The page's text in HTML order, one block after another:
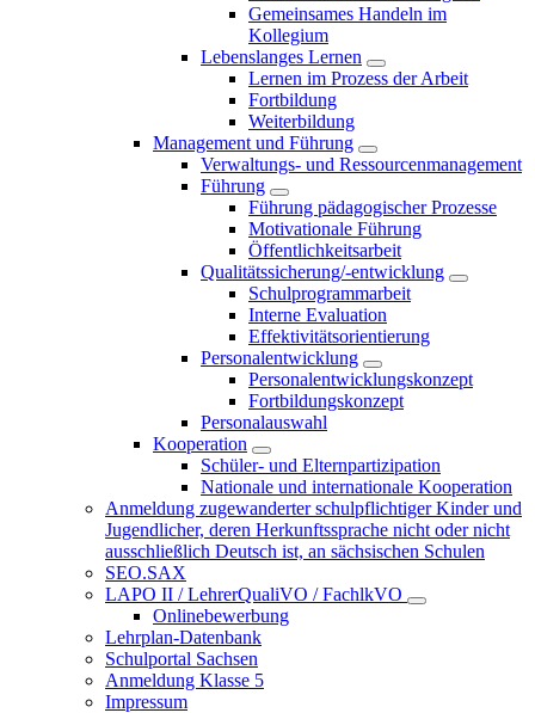
Gemeinsames Handeln im
Kollegium
Lebenslanges Lernen
Lernen im Prozess der Arbeit
Fortbildung
Weiterbildung
Management und Führung
Verwaltungs- und Ressourcenmanagement
Führung
Führung pädagogischer Prozesse
Motivationale Führung
Öffentlichkeitsarbeit
Qualitätssicherung/-entwicklung
Schulprogrammarbeit
Interne Evaluation
Effektivitätsorientierung
Personalentwicklung
Personalentwicklungskonzept
Fortbildungskonzept
Personalauswahl
Kooperation
Schüler- und Elternpartizipation
Nationale und internationale Kooperation
Anmeldung zugewanderter schulpflichtiger Kinder und
Jugendlicher, deren Herkunftssprache nicht oder nicht
ausschließlich Deutsch ist, an sächsischen Schulen
SEO.SAX
LAPO II / LehrerQualiVO / FachlkVO
Onlinebewerbung
Lehrplan-Datenbank
Schulportal Sachsen
Anmeldung Klasse 5
Impressum